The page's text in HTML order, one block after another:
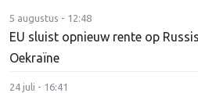
5 augustus - 12:48
EU sluist opnieuw rente op
Oekraïne
24 juli - 16:41